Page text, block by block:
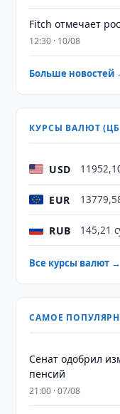
Fitch отмечает
12:30 · 10/08
Больше новостей
КУРСЫ ВАЛЮТ (ЦБ,
USD
EUR
RUB 145,21
Все курсы валют →
САМОЕ
Сенат одобрил
пенсий
21:00 · 07/08